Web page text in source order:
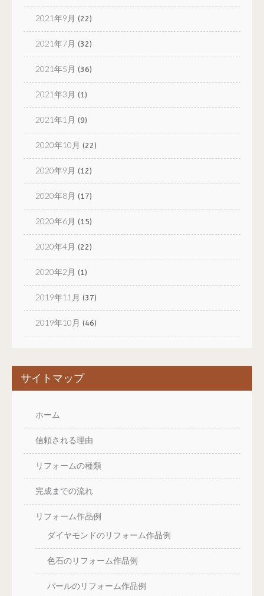
2021年9月 (22)
2021年7月 (32)
2021年5月 (36)
2021年3月 (1)
2021年1月 (9)
2020年10月 (22)
2020年9月 (12)
2020年8月 (17)
2020年6月 (15)
2020年4月 (22)
2020年2月 (1)
2019年11月 (37)
2019年10月 (46)
サイトマップ
ホーム
信頼される理由
リフォームの種類
完成までの流れ
リフォーム作品例
ダイヤモンドのリフォーム作品例
色石のリフォーム作品例
パールのリフォーム作品例